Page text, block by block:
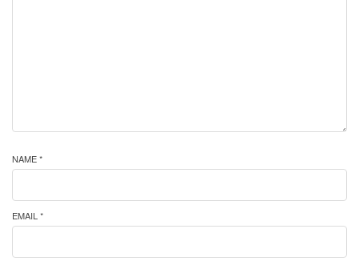
NAME *
EMAIL *